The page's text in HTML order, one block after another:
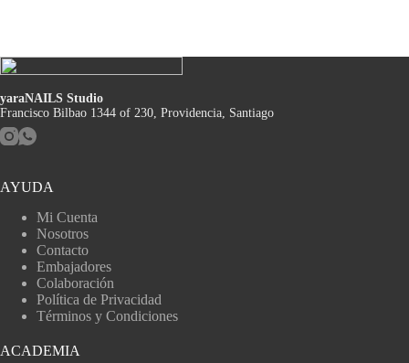
yaraNAILS Studio
Francisco Bilbao 1344 of 230, Providencia, Santiago
AYUDA
Mi Cuenta
Nosotros
Contacto
Embajadores
Colaboración
Política de Privacidad
Términos y Condiciones
ACADEMIA